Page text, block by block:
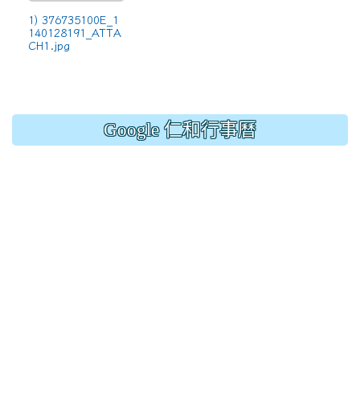
1) 376735100E_1
140128191_ATTA
CH1.jpg
Google 仁和行事曆